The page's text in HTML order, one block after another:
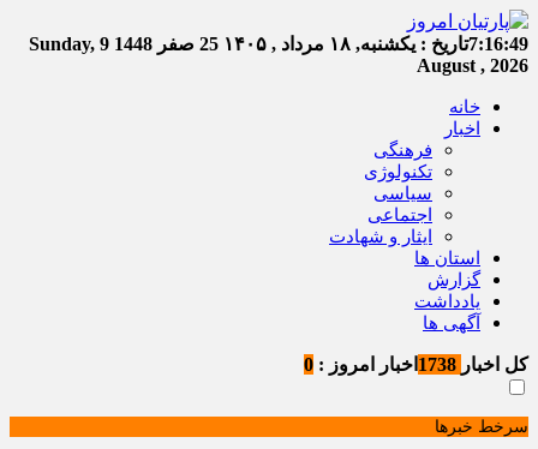
7:16:50تاریخ : یکشنبه, ۱۸ مرداد , ۱۴۰۵ 25 صفر 1448
Sunday, 9
August , 2026
خانه
اخبار
فرهنگی
تکنولوژی
سیاسی
اجتماعی
ایثار و شهادت
استان ها
گزارش
یادداشت
آگهی ها
کل اخبار اخبار امروز : 0
سرخط خبرها